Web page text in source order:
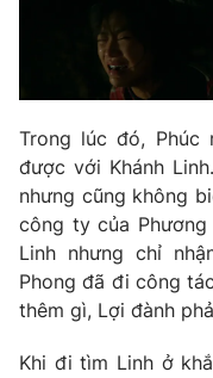
® Cấm sao chép dưới
thuận bằng văn bản.
thông tin từ website này.
Trong lúc đó,
được với Khánh
nhưng cũng không
công ty của
Linh nhưng chỉ
Phong đã đi công
thêm gì, Lợi đành
Khi đi tìm Linh ở